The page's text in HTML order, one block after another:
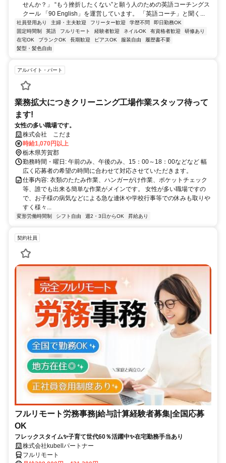
せんか？」 “もう挫折したくない”と願う人のための英語コーチングス
クール 「90 English」を運営しています。 「英語コーチ」と聞く...
社員登用あり 主婦・主夫歓迎 フリーター歓迎 学歴不問
即日勤務OK
固定時間制
英語 フルリモート 経験者歓迎 ネイルOK 有資格者歓迎
研修あり
在宅OK
ブランクOK 長期歓迎 ピアスOK 服装自由
履歴書不要
髪型・髪色自由
アルバイト・パート
業務拡大につきクリーニング工場作業スタッフ待って
ます!
女性の多い職場です。
株式会社 こだま
時給1,070円以上
栃木県芳賀郡
勤務時間・曜日: 午前のみ、午後のみ、15：00～18：00などなど 幅
広く応募者の希望の時間に合わせて対応させていただきます。
仕事内容: 衣類のたたみ作業、ハンガーがけ作業、ポケットチェック
等、誰でも出来る簡単な作業がメインです。 女性が多い職場ですの
で、お子様の病気などによる急な連休や学校行事等での休みも取りや
すく様々...
変形労働時間制 シフト自由 週2・3日からOK 昇給あり
契約社員
フルリモート労務事務|給与計算経験者募集|全国応募
OK
フレックスタイム✨子育て世代60％活躍中✨在宅勤務手当あり
株式会社kubellパートナー
フルリモート